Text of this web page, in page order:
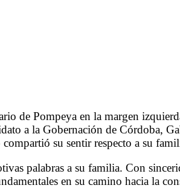
de Pompeya en la margen
a la Gobernación de Córdoba,
su sentir respecto a su
palabras a su familia. Con
en su camino hacia la